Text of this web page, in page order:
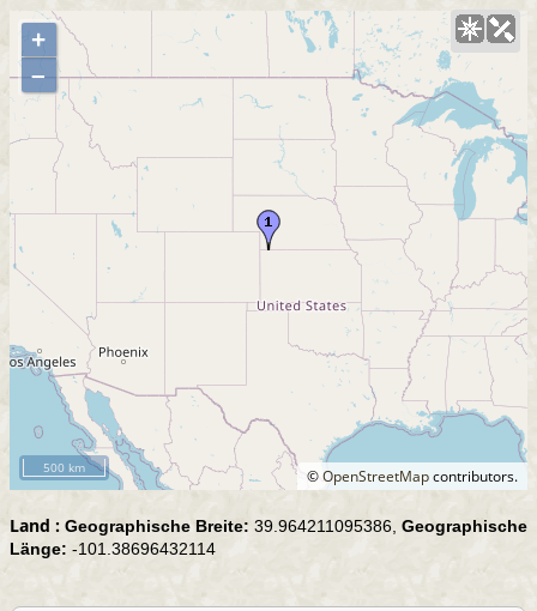
+
–
©OpenStreetMapcontributors.
500 km
Land : Geographische Breite: 39.964211095386, Geographische
Länge: -101.38696432114